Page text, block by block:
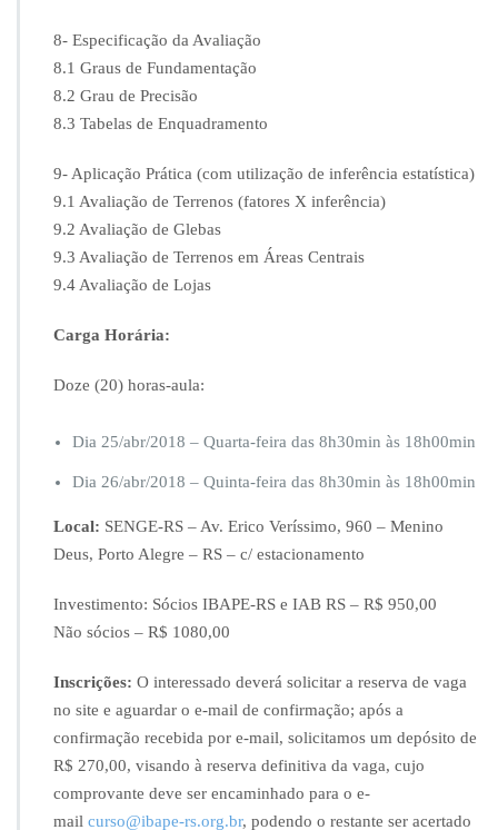
8- Especificação da Avaliação
8.1 Graus de Fundamentação
8.2 Grau de Precisão
8.3 Tabelas de Enquadramento
9- Aplicação Prática (com utilização de inferência estatística)
9.1 Avaliação de Terrenos (fatores X inferência)
9.2 Avaliação de Glebas
9.3 Avaliação de Terrenos em Áreas Centrais
9.4 Avaliação de Lojas
Carga Horária:
Doze (20) horas-aula:
Dia 25/abr/2018 – Quarta-feira das 8h30min às 18h00min
Dia 26/abr/2018 – Quinta-feira das 8h30min às 18h00min
Local: SENGE-RS – Av. Erico Veríssimo, 960 – Menino
Deus, Porto Alegre – RS – c/ estacionamento
Investimento: Sócios IBAPE-RS e IAB RS – R$ 950,00
Não sócios – R$ 1080,00
Inscrições: O interessado deverá solicitar a reserva de vaga
no site e aguardar o e-mail de confirmação; após a
confirmação recebida por e-mail, solicitamos um depósito de
R$ 270,00, visando à reserva definitiva da vaga, cujo
comprovante deve ser encaminhado para o e-
mail curso@ibape-rs.org.br, podendo o restante ser acertado